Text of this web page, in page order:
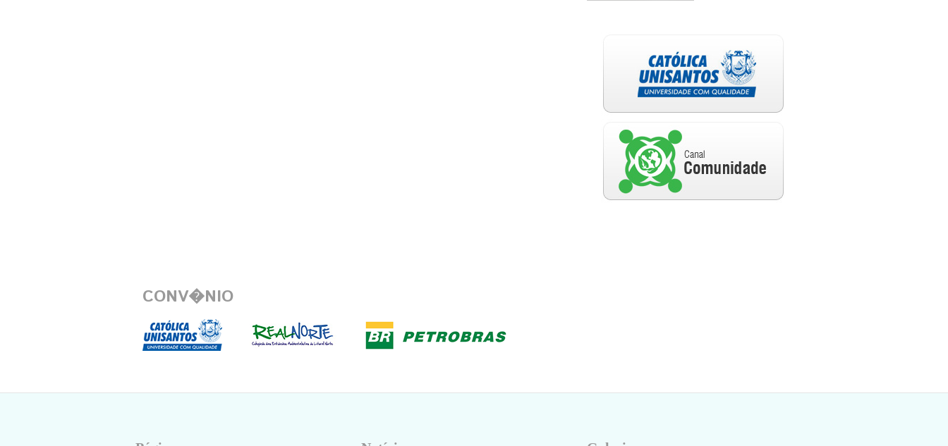
CONV�NIO